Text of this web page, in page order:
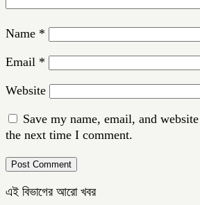
Name *
Email *
Website
Save my name, email, and
the next time I comment.
এই বিভাগের আরো খবর